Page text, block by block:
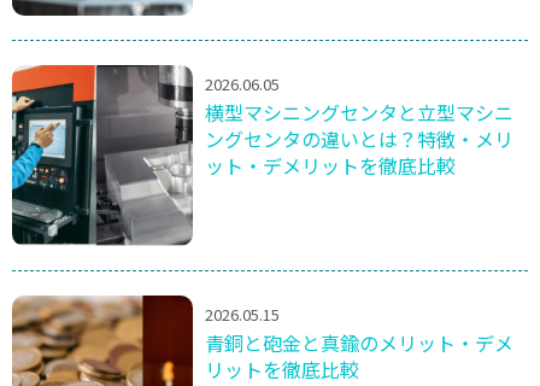
2026.06.05
横型マシニングセンタと立型マシニ
ングセンタの違いとは？特徴・メリ
ット・デメリットを徹底比較
2026.05.15
青銅と砲金と真鍮のメリット・デメ
リットを徹底比較